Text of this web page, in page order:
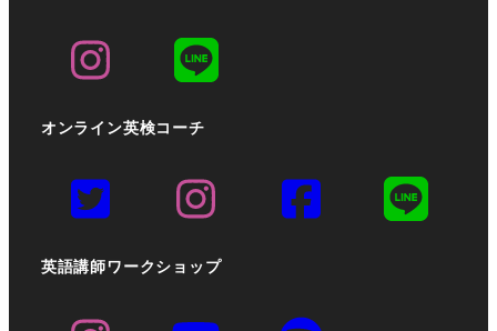
オンライン英検コーチ
英語講師ワークショップ